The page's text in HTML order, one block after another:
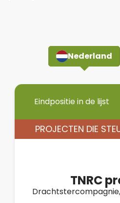
Nederland
Eindpositie in de lijst
PROJECTEN DIE
TNRC
Drachtstercompagnie,